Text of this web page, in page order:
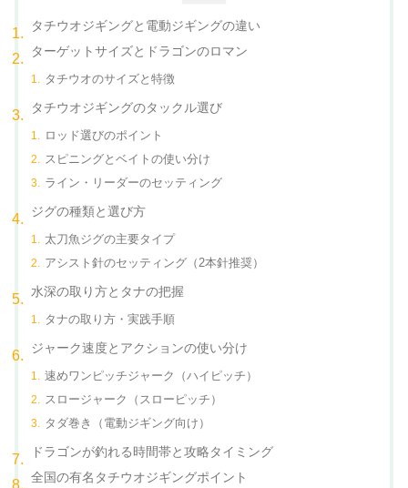
タチウオジギングと電動ジギングの違い
ターゲットサイズとドラゴンのロマン
タチウオのサイズと特徴
タチウオジギングのタックル選び
ロッド選びのポイント
スピニングとベイトの使い分け
ライン・リーダーのセッティング
ジグの種類と選び方
太刀魚ジグの主要タイプ
アシスト針のセッティング（2本針推奨）
水深の取り方とタナの把握
タナの取り方・実践手順
ジャーク速度とアクションの使い分け
速めワンピッチジャーク（ハイピッチ）
スロージャーク（スローピッチ）
タダ巻き（電動ジギング向け）
ドラゴンが釣れる時間帯と攻略タイミング
全国の有名タチウオジギングポイント